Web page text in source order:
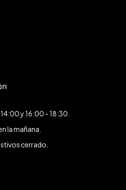
y 16:00 - 18:30.
la mañana.
cerrado.